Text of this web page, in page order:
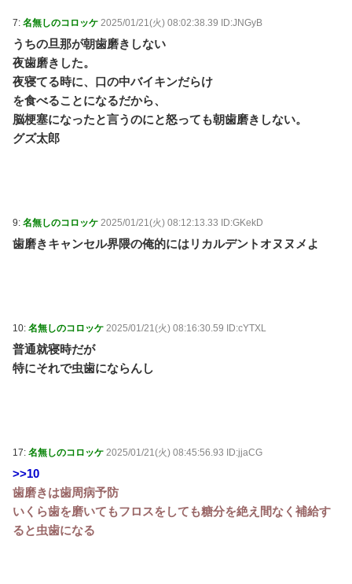
7: 名無しのコロッケ 2025/01/21(火) 08:02:38.39 ID:JNGyB
うちの旦那が朝歯磨きしない
夜歯磨きした。
夜寝てる時に、口の中バイキンだらけ
を食べることになるだから、
脳梗塞になったと言うのにと怒っても朝歯磨きしない。
グズ太郎
9: 名無しのコロッケ 2025/01/21(火) 08:12:13.33 ID:GKekD
歯磨きキャンセル界隈の俺的にはリカルデントオヌヌメよ
10: 名無しのコロッケ 2025/01/21(火) 08:16:30.59 ID:cYTXL
普通就寝時だが
特にそれで虫歯にならんし
17: 名無しのコロッケ 2025/01/21(火) 08:45:56.93 ID:jjaCG
>>10
歯磨きは歯周病予防
いくら歯を磨いてもフロスをしても糖分を絶え間なく補給す
ると虫歯になる